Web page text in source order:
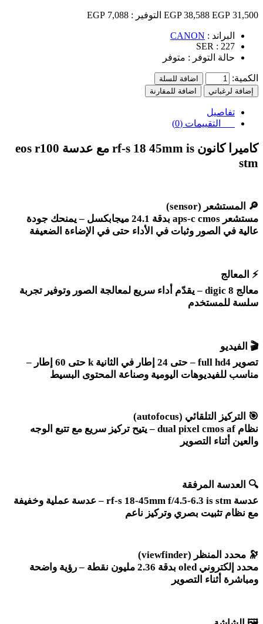
31,500 EGP
38,588 EGP التوفير : 7,088 EGP
البراند : CANON
SER : 227
حالة التوفر : متوفر
الكمية:
اضافة للسلة
إضافة لرغباتي
اضافة للمقارنة
تفاصيل
التقييمات (0)
كاميرا كانون مع عدسة rf-s 18 45mm is
stm
🔎 المستشعر (sensor)
مستشعر
بدقة 24.1 ميجابكسل – يمنحك جودة
عالية في الصور وثبات في الأداء حتى في الإضاءة الضعيفة
⚡ المعالج
معالج
يقدّم أداء سريع لمعالجة الصور وتوفير تجربة
سلسة للمستخدم
🎬 الفيديو
تصوير 4
k حتى 24 إطار في الثانية – full hd
حتى 60 إطار –
مناسب للفيديوهات اليومية وصناعة المحتوى البسيط
🎯 التركيز التلقائي (autofocus)
نظام
يتيح تركيز سريع مع تتبع الوجه
والعين أثناء التصوير
🔍 العدسة المرفقة
عدسة
عدسة عملية وخفيفة
مع نظام تثبيت بصري وتركيز ناعم
🔭 محدد المنظر (viewfinder)
محدد إلكتروني oled
بدقة 2.36 مليون نقطة – رؤية واضحة
ومباشرة أثناء التصوير